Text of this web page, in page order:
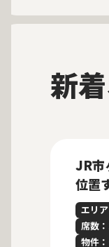
新
JR市
位置
内装
エリ
席数
物件